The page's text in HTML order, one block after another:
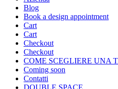
Blog
Book a design appointment
Cart
Cart
Checkout
Checkout
COME SCEGLIERE UNA
Coming soon
Contatti
DOUBLE SPACE